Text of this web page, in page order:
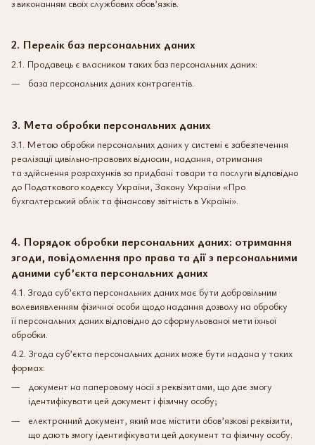
з виконанням своїх службових обов’язків.
2. Перелік баз персональних даних
2.1. Продавець є власником таких баз персональних даних:
база персональних даних контрагентів.
3. Мета обробки персональних даних
3.1. Метою обробки персональних даних у системі є забезпечення
реалізації цивільно-правових відносин, надання, отримання
та здійснення розрахунків за придбані товари та послуги відповідно
до Податкового кодексу України, Закону України «Про
бухгалтерський облік та фінансову звітність в Україні».
4. Порядок обробки персональних даних: отримання
згоди, повідомлення про права та дії з персональними
даними суб’єкта персональних даних
4.1. Згода суб’єкта персональних даних має бути добровільним
волевиявленням фізичної особи щодо надання дозволу на обробку
її персональних даних відповідно до сформульованої мети їхньої
обробки.
4.2. Згода суб’єкта персональних даних може бути надана у таких
формах:
документ на паперовому носії з реквізитами, що дає змогу
ідентифікувати цей документ і фізичну особу;
електронний документ, який має містити обов’язкові реквізити,
що дають змогу ідентифікувати цей документ та фізичну особу.